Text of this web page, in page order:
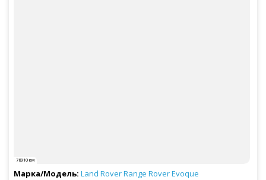
78910 км
Land RoverRange Rover Evoque